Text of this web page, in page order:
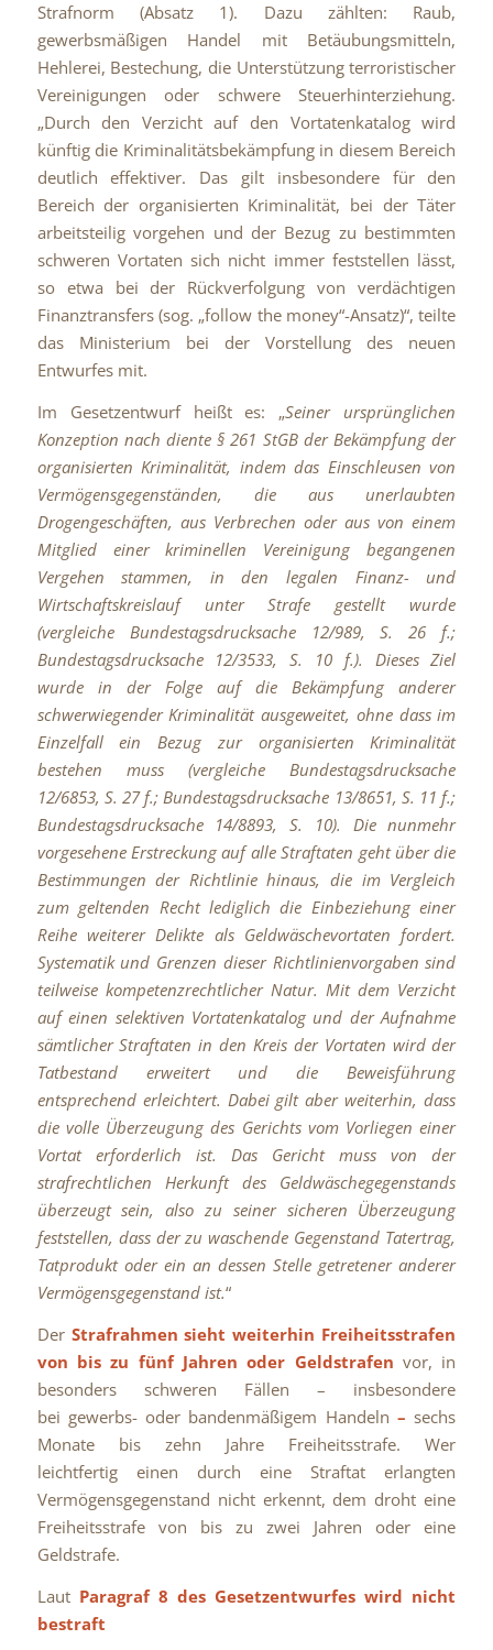
Strafnorm (Absatz 1). Dazu zählten: Raub,
gewerbsmäßigen Handel mit Betäubungsmitteln,
Hehlerei, Bestechung, die Unterstützung terroristischer
Vereinigungen oder schwere Steuerhinterziehung.
„Durch den Verzicht auf den Vortatenkatalog wird
künftig die Kriminalitätsbekämpfung in diesem Bereich
deutlich effektiver. Das gilt insbesondere für den
Bereich der organisierten Kriminalität, bei der Täter
arbeitsteilig vorgehen und der Bezug zu bestimmten
schweren Vortaten sich nicht immer feststellen lässt,
so etwa bei der Rückverfolgung von verdächtigen
Finanztransfers (sog. „follow themoney“-Ansatz)“, teilte
das Ministerium bei der Vorstellung des neuen
Entwurfes mit.
Im Gesetzentwurf heißt es: „Seiner ursprünglichen
Konzeption nach diente § 261 StGB der Bekämpfung der
organisierten Kriminalität, indem das Einschleusen von
Vermögensgegenständen, die aus unerlaubten
Drogengeschäften, aus Verbrechen oder aus von einem
Mitglied einer kriminellen Vereinigung begangenen
Vergehen stammen, in den legalen Finanz- und
Wirtschaftskreislauf unter Strafe gestellt wurde
(vergleiche Bundestagsdrucksache 12/989, S. 26 f.;
Bundestagsdrucksache 12/3533, S. 10 f.). Dieses Ziel
wurde in der Folge auf die Bekämpfung anderer
schwerwiegender Kriminalität ausgeweitet, ohne dass im
Einzelfall ein Bezug zur organisierten Kriminalität
bestehen muss (vergleiche Bundestagsdrucksache
12/6853, S. 27 f.; Bundestagsdrucksache 13/8651, S. 11 f.;
Bundestagsdrucksache 14/8893, S. 10). Die nunmehr
vorgesehene Erstreckung auf alle Straftaten geht über die
Bestimmungen der Richtlinie hinaus, die im Vergleich
zum geltenden Recht lediglich die Einbeziehung einer
Reihe weiterer Delikte als Geldwäschevortaten fordert.
Systematik und Grenzen dieser Richtlinienvorgaben sind
teilweise kompetenzrechtlicher Natur. Mit dem Verzicht
auf einen selektiven Vortatenkatalog und der Aufnahme
sämtlicher Straftaten in den Kreis der Vortaten wird der
Tatbestand erweitert und die Beweisführung
entsprechend erleichtert. Dabei gilt aber weiterhin, dass
die volle Überzeugung des Gerichts vom Vorliegen einer
Vortat erforderlich ist. Das Gericht muss von der
strafrechtlichen Herkunft des Geldwäschegegenstands
überzeugt sein, also zu seiner sicheren Überzeugung
feststellen, dass der zu waschende Gegenstand Tatertrag,
Tatprodukt oder ein an dessen Stelle getretener anderer
Vermögensgegenstand ist.“
Der Strafrahmen sieht weiterhin Freiheitsstrafen
von bis zu fünf Jahren oder Geldstrafen vor, in
besonders schweren Fällen – insbesondere
bei gewerbs- oder bandenmäßigem Handeln–sechs
Monate bis zehn Jahre Freiheitsstrafe. Wer
leichtfertig einen durch eine Straftat erlangten
Vermögensgegenstand nicht erkennt, dem droht eine
Freiheitsstrafe von bis zu zwei Jahren oder eine
Geldstrafe.
Laut Paragraf 8 des Gesetzentwurfes wird nicht
bestraft